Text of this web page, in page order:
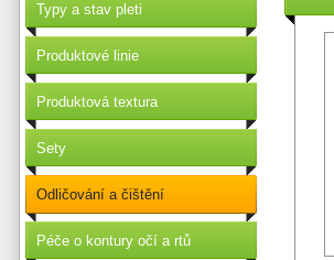
Typy a stav pleti
Produktové linie
Produktová textura
Sety
Odličování a čištění
Péče o kontury očí a rtů